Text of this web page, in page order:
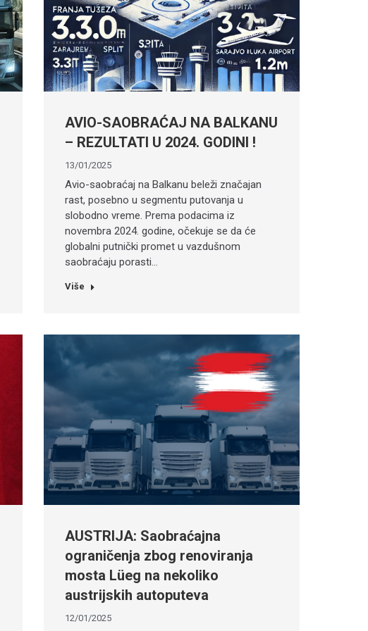
AVIO-SAOBRAĆAJ NA BALKANU
– REZULTATI U 2024. GODINI !
13/01/2025
Avio-saobraćaj na Balkanu beleži značajan
rast, posebno u segmentu putovanja u
slobodno vreme. Prema podacima iz
novembra 2024. godine, očekuje se da će
globalni putnički promet u vazdušnom
saobraćaju porasti…
Više
AUSTRIJA: Saobraćajna
ograničenja zbog renoviranja
mosta Lüeg na nekoliko
austrijskih autoputeva
12/01/2025